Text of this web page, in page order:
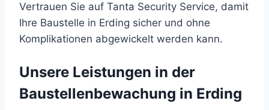
Vertrauen Sie auf Tanta Security Service, damit
Ihre Baustelle in Erding sicher und ohne
Komplikationen abgewickelt werden kann.
Unsere Leistungen in der
Baustellenbewachung in Erding